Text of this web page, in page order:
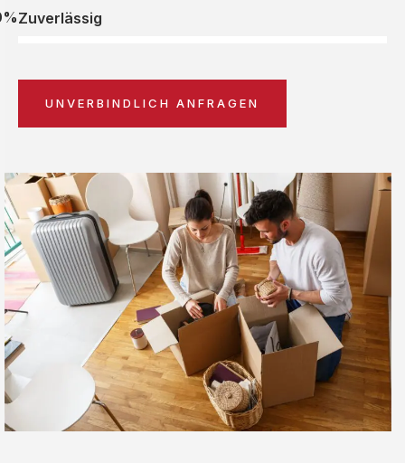
Zuverlässig
UNVERBINDLICH ANFRAGEN